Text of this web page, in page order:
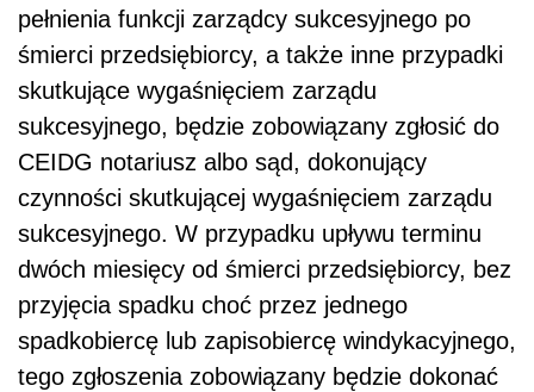
spadkobiercę lub zapisobiercę windykacyjnego,
tego zgłoszenia zobowiązany będzie dokonać
zarządca sukcesyjny.
Zobacz również:
Nabycie w spadku przedsiębiorstwa osoby
fizycznej bez podatku - od 2018 roku dla
wszystkich spadkobierców
Dziedziczenie przedsiębiorstw od 2018 roku
Zgłoszenie będzie należało do w/w podmiotów
przy czym samego wykreślenia dokona CEIDG